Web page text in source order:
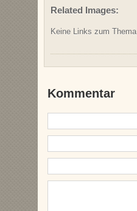
Related Images:
Keine Links zum Thema
Kommentar